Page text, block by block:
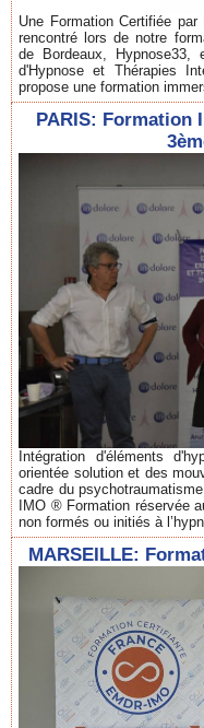
Une Formation Certifiée
rencontré lors de notre
de Bordeaux, Hypnose33,
d'Hypnose et Thérapies
propose une formation
PARIS: Formation
Intégration d'éléments
orientée solution et des
cadre du
IMO ® Formation réservée
non formés ou initiés à
MARSEILLE: